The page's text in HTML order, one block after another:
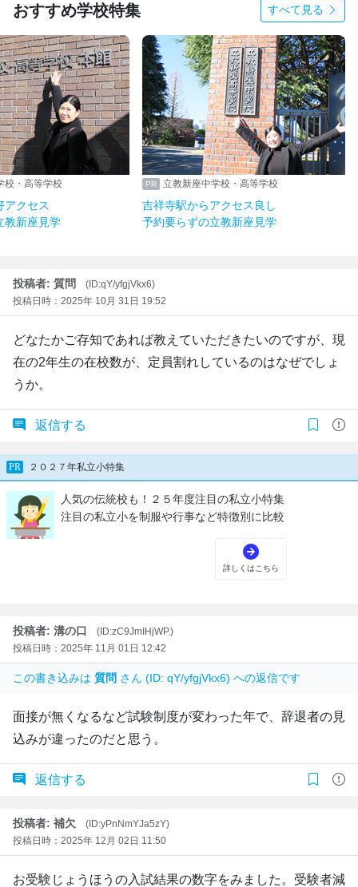
おすすめ学校特集 すべて見る
校・高等学校
アクセス
教新座見学
立教新座中学校・高等学校
吉祥寺駅からアクセス良し
予約要らずの立教新座見学
投稿者: 質問
(ID:qY/yfgjVkx6)
投稿日時：2025年 10月 31日 19:52
どなたかご存知であれば教えていただきたいのですが、現
在の2年生の在校数が、定員割れしているのはなぜでしょ
うか。
返信する
投稿者: 溝の口
(ID:zC9JmIHjWP.)
投稿日時：2025年 11月 01日 12:42
この書き込みは 質問 さん (ID: qY/yfgjVkx6) への返信です
面接が無くなるなど試験制度が変わった年で、辞退者の見
込みが違ったのだと思う。
返信する
投稿者: 補欠
(ID:yPnNmYJa5zY)
投稿日時：2025年 12月 02日 11:50
お受験じょうほうの入試結果の数字をみました。受験者減